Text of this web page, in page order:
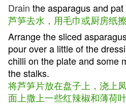
Drain the asparagus and
芦笋去水，用毛巾或厨房纸擦
Arrange the sliced
pour over a little of the
chilli on the plate and some
the stalks.
将芦笋片放在盘子上，浇上
面上撒上一些红辣椒和薄荷叶